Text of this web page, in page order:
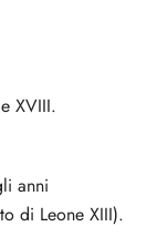
XVIII.
anni
di Leone XIII).